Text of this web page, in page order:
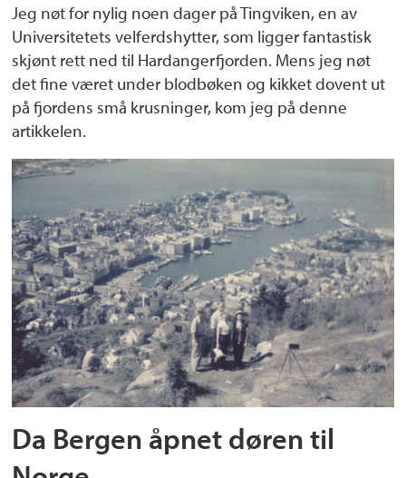
Jeg nøt for nylig noen dager på Tingviken, en av
Universitetets velferdshytter, som ligger fantastisk
skjønt rett ned til Hardangerfjorden. Mens jeg nøt
det fine været under blodbøken og kikket dovent ut
på fjordens små krusninger, kom jeg på denne
artikkelen.
Da Bergen åpnet døren til